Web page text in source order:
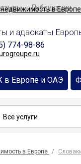
Публикации
и адвокаты
774-98-86
в Европе и ОАЭ
в Европе